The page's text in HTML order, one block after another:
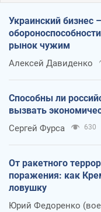
Украинский бизнес
рынок чужим
Алексей Давиденко
Способны ли
вызвать
Сергей Фурса 630
От ракетного
поражения: как
ловушку
Юрий Федоренко